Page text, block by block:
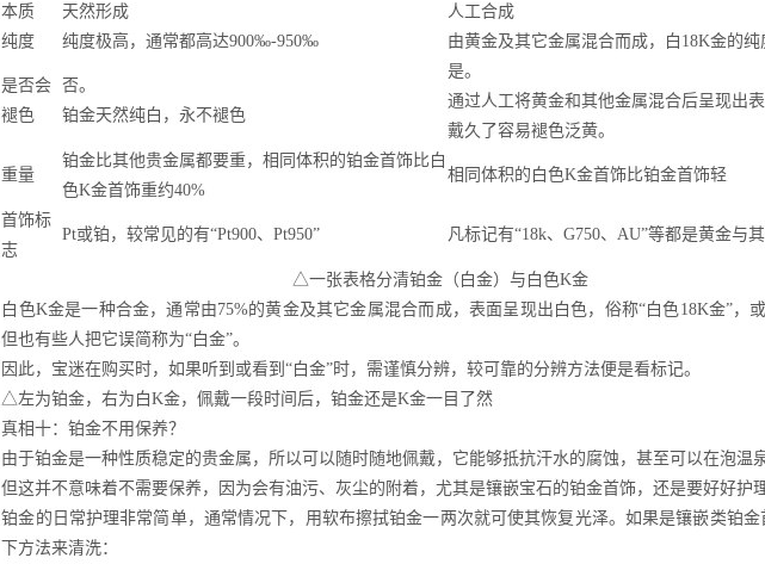
本质
天然形成
人工合成
纯度
纯度极高，通常都高达900‰-950‰ 由黄金及其它金属混合而成，白18K金的纯
是否会
褪色
否。
铂金天然纯白，永不褪色
是。
通过人工将黄金和其他金属混合后呈现出
戴久了容易褪色泛黄。
重量
铂金比其他贵金属都要重，相同体积的铂金首饰比白
色K金首饰重约40%
相同体积的白色K金首饰比铂金首饰轻
首饰标
志
Pt或铂，较常见的有“Pt900、Pt950” 凡标记有“18k、G750、AU”等都是黄金与
△一张表格分清铂金（白金）与白色K金
白色K金是一种合金，通常由75%的黄金及其它金属混合而成，表面呈现出白色，俗称“白色18K金”，或
但也有些人把它误简称为“白金”。
因此，宝迷在购买时，如果听到或看到“白金”时，需谨慎分辨，较可靠的分辨方法便是看标记。
△左为铂金，右为白K金，佩戴一段时间后，铂金还是K金一目了然
真相十：铂金不用保养？
由于铂金是一种性质稳定的贵金属，所以可以随时随地佩戴，它能够抵抗汗水的腐蚀，甚至可以在泡温
但这并不意味着不需要保养，因为会有油污、灰尘的附着，尤其是镶嵌宝石的铂金首饰，还是要好好护理
铂金的日常护理非常简单，通常情况下，用软布擦拭铂金一两次就可使其恢复光泽。如果是镶嵌类铂金
下方法来清洗：